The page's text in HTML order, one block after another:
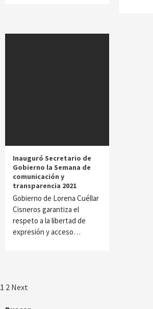
Inauguró Secretario de
Gobierno la Semana de
comunicación y
transparencia 2021
Gobierno de Lorena Cuéllar
Cisneros garantiza el
respeto a la libertad de
expresión y acceso…
Paginación
1 2 Next